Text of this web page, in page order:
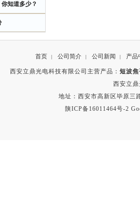
知道多少？
首页 | 公司简介 | 公司新闻 | 产品
西安立鼎光电科技有限公司主营产品： 短波
西安立
地址：西安市高新区毕原三
陕ICP备16011464号-2